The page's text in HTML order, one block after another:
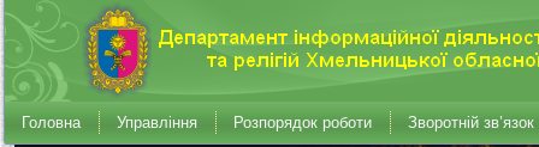
Головна Управління Розпорядок роботи Зворотній зв’язок